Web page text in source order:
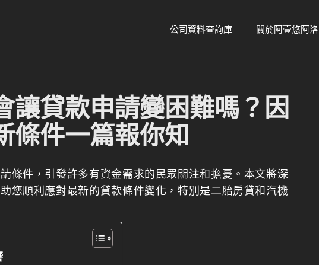
公司資料查詢庫 關於阿壹悠阿洛
讓貸款申請變困難嗎？因
條件一篇報你知
條件，引發許多有資金需求的民眾關注和擔憂。本文將深
您順利應對最新的貸款條件變化，特別是二胎房貸和汽機